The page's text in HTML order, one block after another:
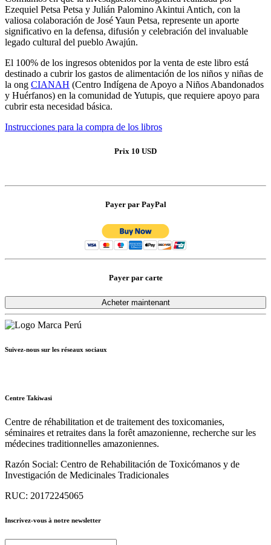
Ezequiel Petsa Petsa y Julián Palomino Akintui Antich, con la
valiosa colaboración de José Yaun Petsa, represente un aporte
significativo en la defensa, difusión y celebración del invaluable
legado cultural del pueblo Awajún.
El 100% de los ingresos obtenidos por la venta de este libro está
destinado a cubrir los gastos de alimentación de los niños y niñas de
la ong CIANAH (Centro Indígena de Apoyo a Niños Abandonados
y Huérfanos) en la comunidad de Yutupis, que requiere apoyo para
cubrir esta necesidad básica.
Instrucciones para la compra de los libros
Prix 10 USD
Payer par PayPal
Payer par carte
Suivez-nous sur les réseaux sociaux
Centre Takiwasi
Centre de réhabilitation et de traitement des toxicomanies,
séminaires et retraites dans la forêt amazonienne, recherche sur les
médecines traditionnelles amazoniennes.
Razón Social: Centro de Rehabilitación de Toxicómanos y de
Investigación de Medicinales Tradicionales
RUC: 20172245065
Inscrivez-vous à notre newsletter